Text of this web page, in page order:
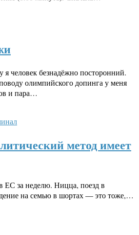
я человек безнадёжно посторонний.
олимпийского допинга у меня
и пара…
метод имеет
ЕС за неделю. Ницца, поезд в
на семью в шортах — это тоже,…